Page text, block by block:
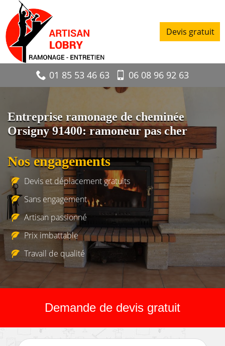
Devis gratuit
01 85 53 46 63 06 08 96 92 63
Entreprise ramonage de cheminée
Orsigny 91400: ramoneur pas cher
Nos engagements
Devis et déplacement gratuits
Sans engagement
Artisan passionné
Prix imbattable
Travail de qualité
Demande de devis gratuit